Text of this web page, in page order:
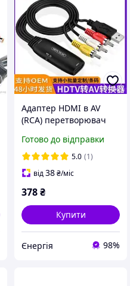
Адаптер HDMI в AV
(RCA) перетворювач
телевізорів, моніторів
та проекторів
Готово до відправки
5.0 (1)
від38₴/міс
378₴
Купити
Єнергія 98%